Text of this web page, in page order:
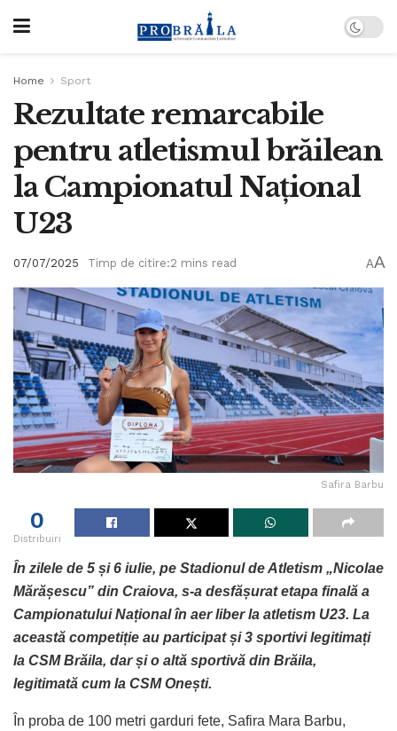
Home Sport
Rezultate remarcabile
pentru atletismul brăilean
la Campionatul Național
U23
07/07/2025 Timp de citire:2 mins read AA
Safira Barbu
0
Distribuiri
În zilele de 5 și 6 iulie, pe Stadionul de Atletism „Nicolae
Mărășescu” din Craiova, s-a desfășurat etapa finală a
Campionatului Național în aer liber la atletism U23. La
această competiție au participat și 3 sportivi legitimați
la CSM Brăila, dar și o altă sportivă din Brăila,
legitimată cum la CSM Onești.
În proba de 100 metri garduri fete, Safira Mara Barbu,